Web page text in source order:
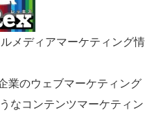
メディアマーケティング情
業のウェブマーケティング
なコンテンツマーケティン